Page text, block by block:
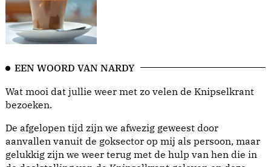
EEN WOORD VAN NARDY
Wat mooi dat jullie weer met zo velen de Knipselkrant
bezoeken.
De afgelopen tijd zijn we afwezig geweest door
aanvallen vanuit de goksector op mij als persoon, maar
gelukkig zijn we weer terug met de hulp van hen die in